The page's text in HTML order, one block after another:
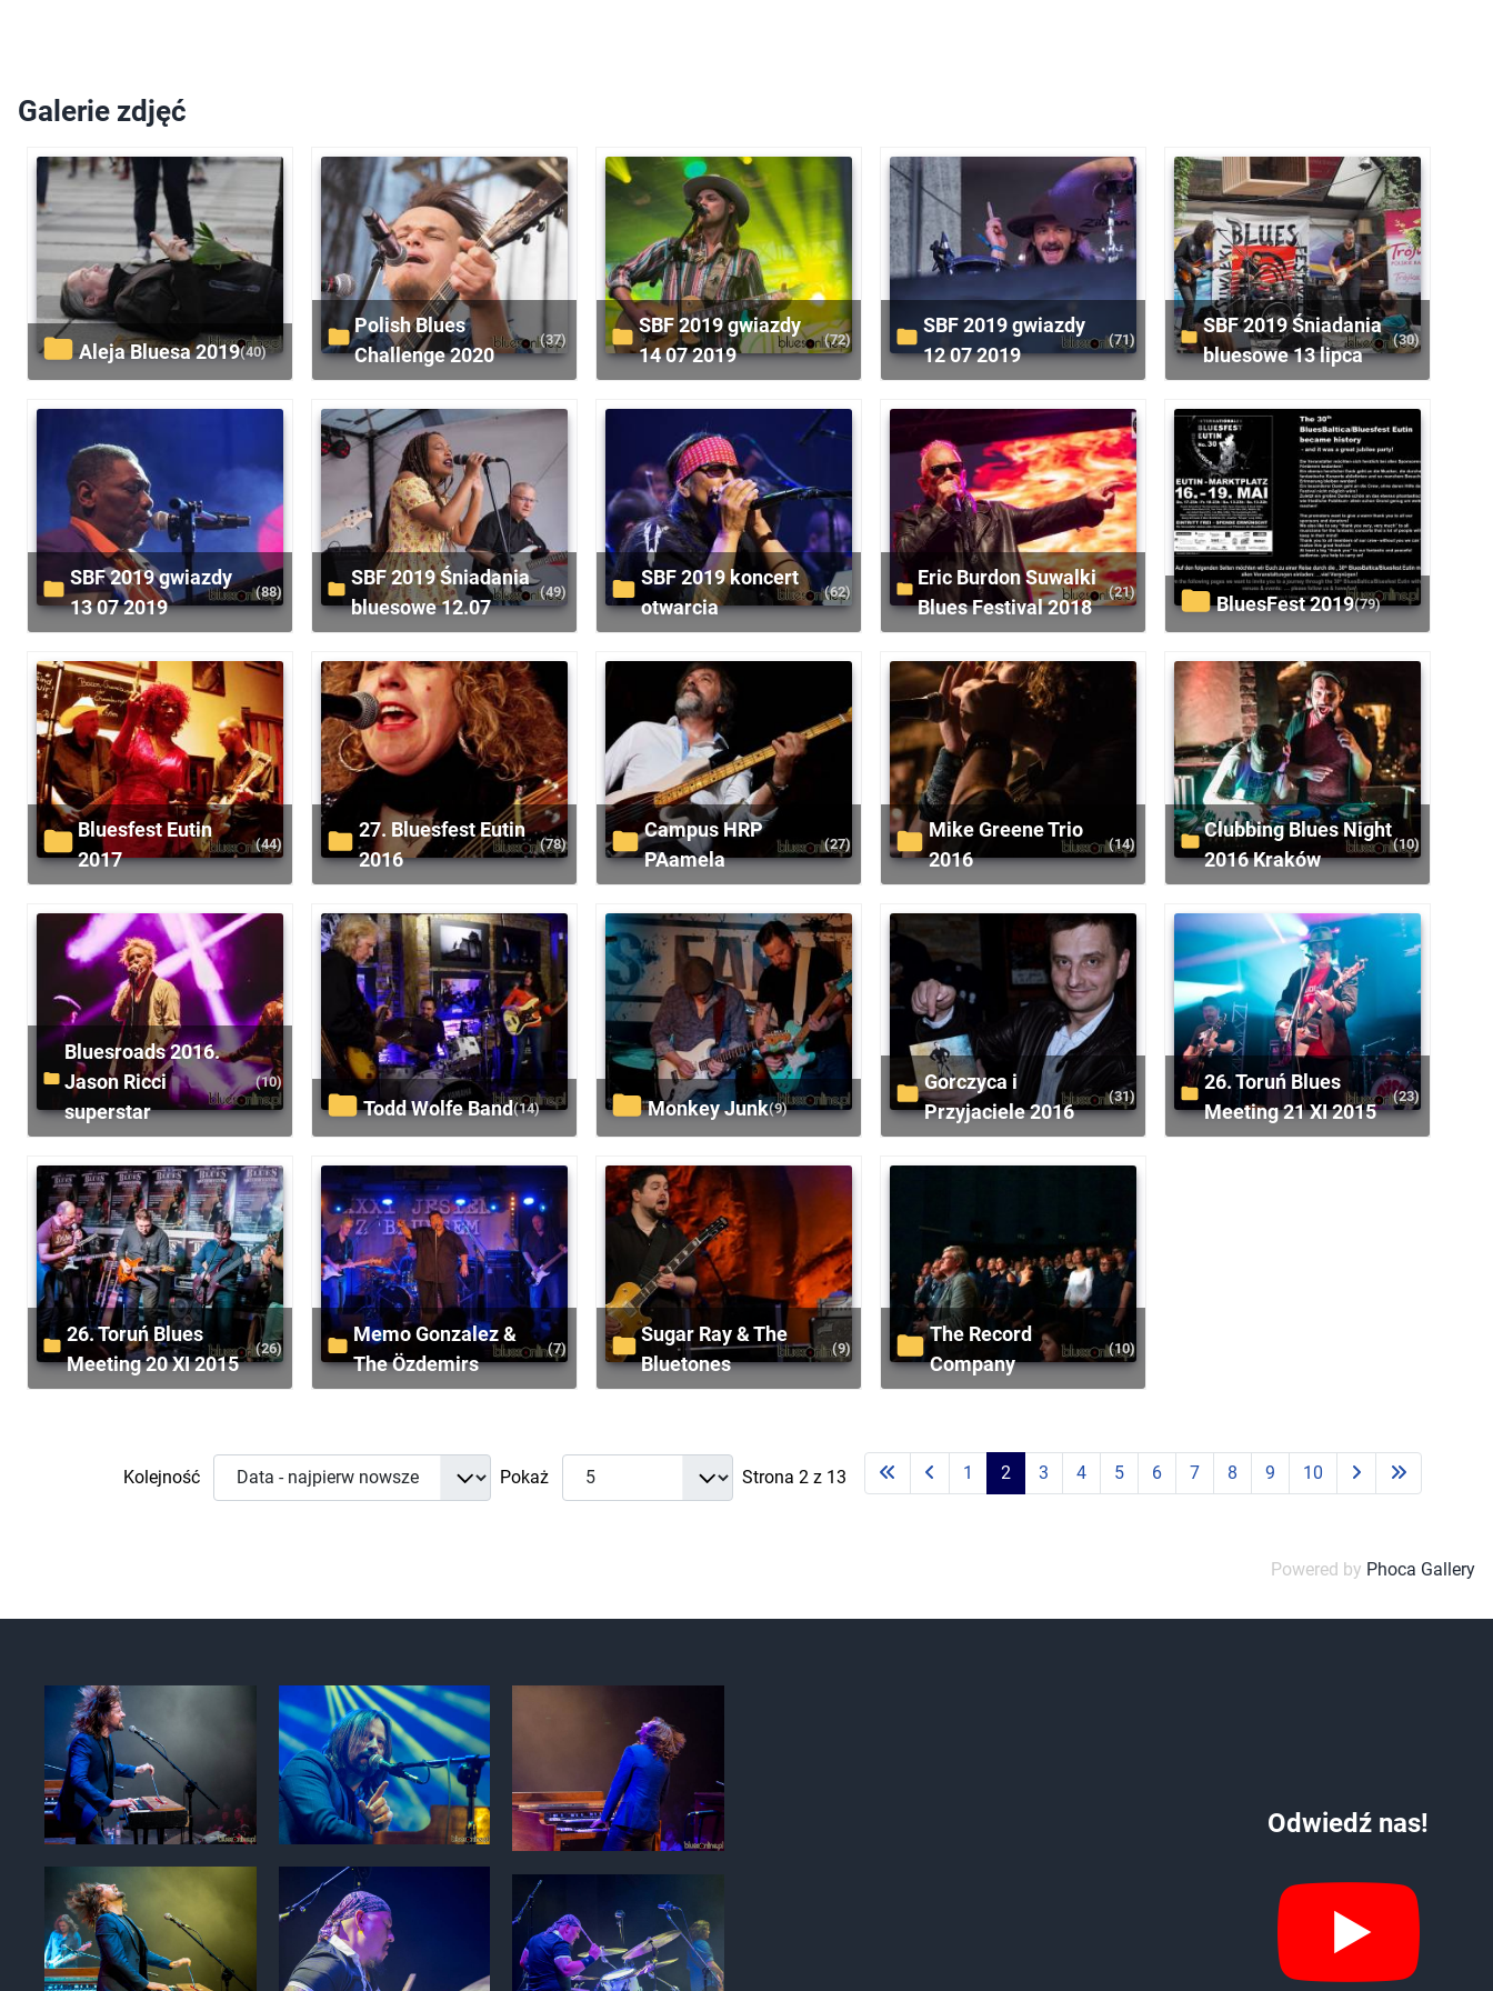
Galerie zdjęć
Aleja Bluesa 2019(40)
Polish Blues
Challenge 2020
(37)
SBF 2019 gwiazdy
14 07 2019
(72)
SBF 2019 gwiazdy
12 07 2019
(71)
SBF 2019 Śniadania
bluesowe 13 lipca
(30)
SBF 2019 gwiazdy
13 07 2019
(88)
SBF 2019 Śniadania
bluesowe 12.07
(49)
SBF 2019 koncert
otwarcia
(62)
Eric Burdon Suwalki
Blues Festival 2018
(21) BluesFest 2019(79)
Bluesfest Eutin
2017
(44)
27. Bluesfest Eutin
2016
(78)
Campus HRP
PAamela
(27)
Mike Greene Trio
2016
(14)
Clubbing Blues Night
2016 Kraków
(10)
Bluesroads 2016.
Jason Ricci
superstar
(10)
Todd Wolfe Band(14) Monkey Junk(9)
Gorczyca i
Przyjaciele 2016
(31)
26. Toruń Blues
Meeting 21 XI 2015
(23)
26. Toruń Blues
Meeting 20 XI 2015
(26)
Memo Gonzalez &
The Özdemirs
(7)
Sugar Ray & The
Bluetones
(9)
The Record
Company
(10)
Kolejność Pokaż Strona 2 z 13 1 2 3 4 5 6 7 8 9 10
Powered by Phoca Gallery
Odwiedź nas!